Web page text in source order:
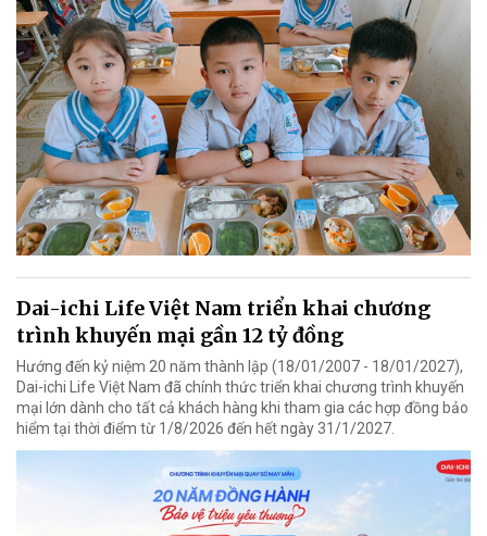
Dai-ichi Life Việt Nam triển khai chương
trình khuyến mại gần 12 tỷ đồng
Hướng đến kỷ niệm 20 năm thành lập (18/01/2007 - 18/01/2027),
Dai-ichi Life Việt Nam đã chính thức triển khai chương trình khuyến
mại lớn dành cho tất cả khách hàng khi tham gia các hợp đồng bảo
hiểm tại thời điểm từ 1/8/2026 đến hết ngày 31/1/2027.